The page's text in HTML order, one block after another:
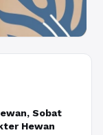
Sobat
Hewan